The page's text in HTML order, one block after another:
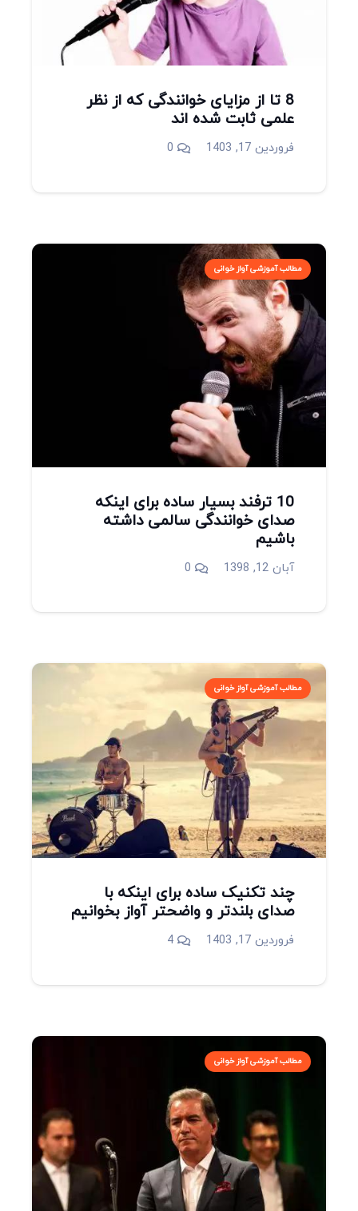
8 تا از مزایای خوانندگی که از نظر
علمی ثابت شده اند
فروردین 17, 1403 0
مطالب آموزشی آواز خوانی
10 ترفند بسیار ساده برای اینکه
صدای خوانندگی سالمی داشته
باشیم
آبان 12, 1398 0
مطالب آموزشی آواز خوانی
چند تکنیک ساده برای اینکه با
صدای بلندتر و واضحتر آواز بخوانیم
فروردین 17, 1403 4
مطالب آموزشی آواز خوانی